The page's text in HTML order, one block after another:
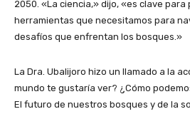
2050. «La ciencia,» dijo, «es clave
herramientas que necesitamos para
desafíos que enfrentan los bosques.»
La Dra. Ubalijoro hizo un llamado a la
mundo te gustaría ver? ¿Cómo
El futuro de nuestros bosques y de la